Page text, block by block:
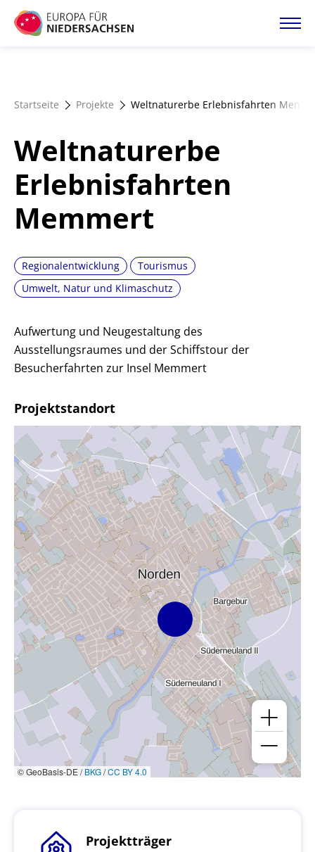
Direkt
zum
Förderangebote
Magazin
Startseite Projekte Weltnaturerbe Erlebnisfahrten
Weltnaturerbe
Erlebnisfahrten
Memmert
Regionalentwicklung
Tourismus
Umwelt, Natur und Klimaschutz
Aufwertung und Neugestaltung des
Ausstellungsraumes und der Schiffstour der
Besucherfahrten zur Insel Memmert
Projektstandort
© GeoBasis-DE /BKG/CC BY 4.0
Projektträger